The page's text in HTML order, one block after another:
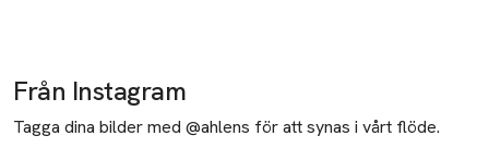
Från Instagram
Tagga dina bilder med @ahlens för att synas i vårt flöde.